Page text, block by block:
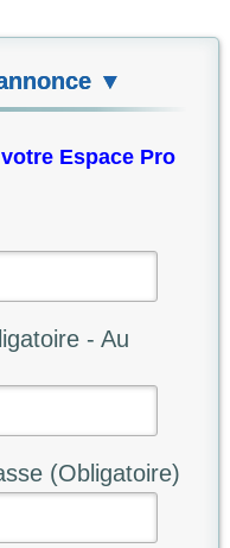
▼
Espace Pro
- Au
(Obligatoire)